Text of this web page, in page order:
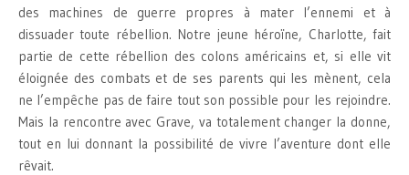
des machines de guerre propres à mater l’ennemi et à
dissuader toute rébellion. Notre jeune héroïne, Charlotte, fait
partie de cette rébellion des colons américains et, si elle vit
éloignée des combats et de ses parents qui les mènent, cela
ne l’empêche pas de faire tout son possible pour les rejoindre.
Mais la rencontre avec Grave, va totalement changer la donne,
tout en lui donnant la possibilité de vivre l’aventure dont elle
rêvait.